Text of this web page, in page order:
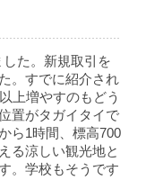
た。新規取引を
。すでに紹介され
上増やすのもどう
置がタガイタイで
ら1時間、標高700
る涼しい観光地と
。学校もそうです